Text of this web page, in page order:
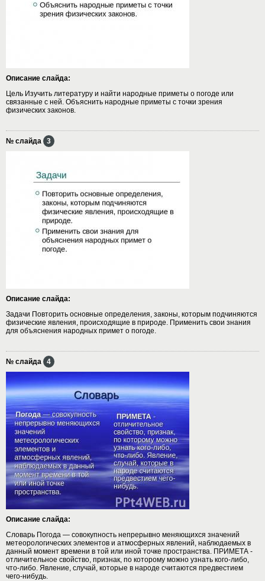
Описание слайда:
Цель Изучить литературу и найти народные приметы о погоде или
связанные с ней. Объяснить народные приметы с точки зрения
физических законов.
№ слайда 3
Описание слайда:
Задачи Повторить основные определения, законы, которым подчиняются
физические явления, происходящие в природе. Применить свои знания
для объяснения народных примет о погоде.
№ слайда 4
Описание слайда:
Словарь Погода — совокупность непрерывно меняющихся значений
метеорологических элементов и атмосферных явлений, наблюдаемых в
данный момент времени в той или иной точке пространства. ПРИМЕТА -
отличительное свойство, признак, по которому можно узнать кого-либо,
что-либо. Явление, случай, которые в народе считаются предвестием
чего-нибудь.